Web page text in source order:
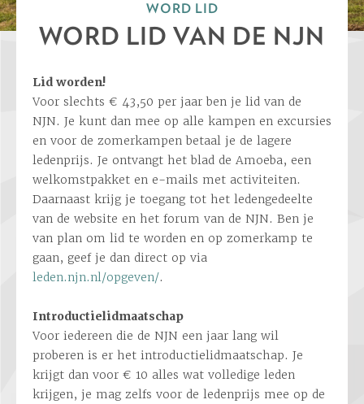
WORD LID
WORD LID VAN DE NJN
Lid worden!
Voor slechts € 43,50 per jaar ben je lid van de
NJN. Je kunt dan mee op alle kampen en excursies
en voor de zomerkampen betaal je de lagere
ledenprijs. Je ontvangt het blad de Amoeba, een
welkomstpakket en e-mails met activiteiten.
Daarnaast krijg je toegang tot het ledengedeelte
van de website en het forum van de NJN. Ben je
van plan om lid te worden en op zomerkamp te
gaan, geef je dan direct op via
leden.njn.nl/opgeven/.
Introductielidmaatschap
Voor iedereen die de NJN een jaar lang wil
proberen is er het introductielidmaatschap. Je
krijgt dan voor € 10 alles wat volledige leden
krijgen, je mag zelfs voor de ledenprijs mee op de